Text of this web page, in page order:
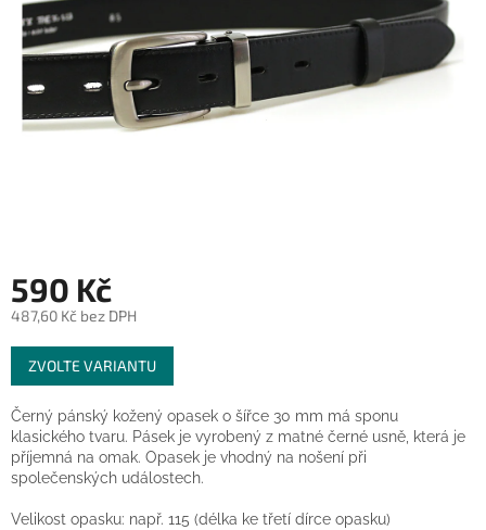
590 Kč
487,60 Kč bez DPH
Měrná
cena:
ZVOLTE VARIANTU
Černý pánský kožený opasek o šířce 30 mm má sponu
klasického tvaru. Pásek je vyrobený z matné černé usně, která je
příjemná na omak. Opasek je vhodný na nošení při
společenských událostech.
Velikost opasku: např. 115 (délka ke třetí dírce opasku)